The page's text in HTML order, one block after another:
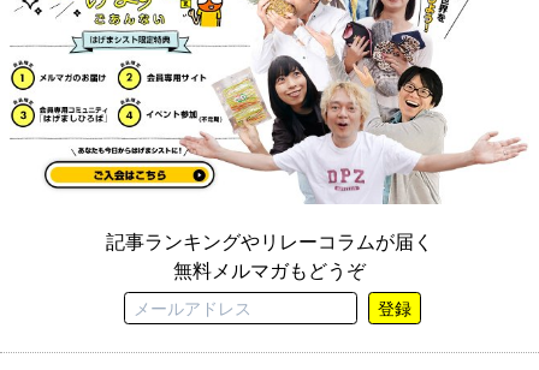
記事ランキングやリレーコラムが届く
無料メルマガもどうぞ
登録